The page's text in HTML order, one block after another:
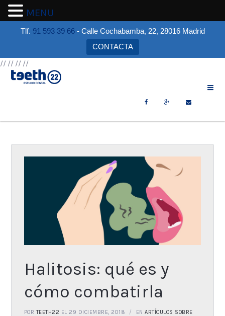
Tlf. 91 593 39 66- Calle Cochabamba, 22, 28016 Madrid
CONTACTA
// // // //
Halitosis: qué es y
cómo combatirla
PORTEETH22 EL 29 DICIEMBRE, 2018 ENARTÍCULOS SOBRE
MENU